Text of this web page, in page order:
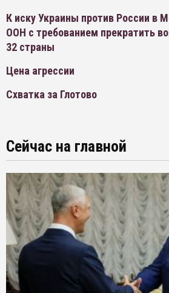
К иску Украины против России в
ООН с требованием прекратить
32 страны
Цена агрессии
Схватка за Глотово
Сейчас на главной